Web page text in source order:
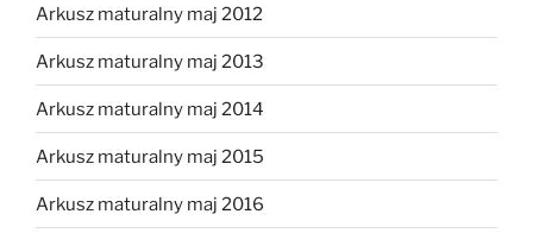
Arkusz maturalny maj 2012
Arkusz maturalny maj 2013
Arkusz maturalny maj 2014
Arkusz maturalny maj 2015
Arkusz maturalny maj 2016